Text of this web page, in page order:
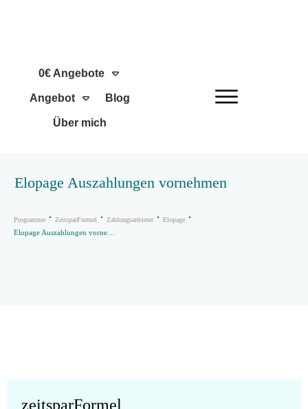
0€ Angebote
Angebot Blog
Über mich
Elopage Auszahlungen vornehmen
Programme ZeitsparFormel Zahlungsanbieter Elopage
zeitsparFormel